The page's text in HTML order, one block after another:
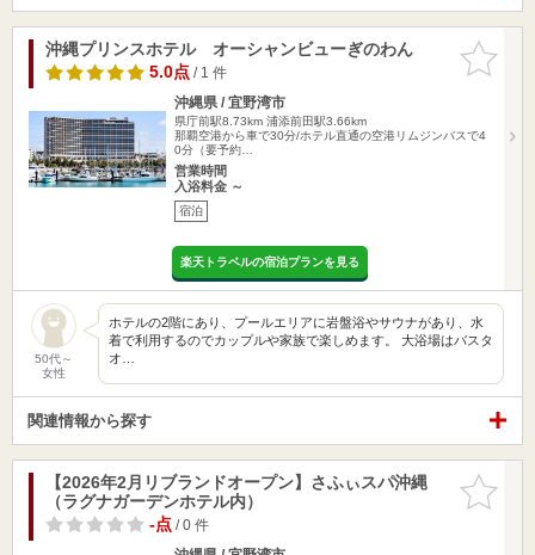
お気に入
りに追加
沖縄プリンスホテル オーシャンビューぎのわん
5.0点/ 1 件
沖縄県 / 宜野湾市
県庁前駅8.73km 浦添前田駅3.66km
那覇空港から車で30分/ホテル直通の空港リムジンバスで4
0分（要予約…
営業時間
入浴料金 ～
宿泊
楽天トラベルの宿泊プランを見る
50代～
女性
ホテルの2階にあり、プールエリアに岩盤浴やサウナがあり、水
着で利用するのでカップルや家族で楽しめます。 大浴場はバスタ
オ…
関連情報から探す
お気に入
りに追加
【2026年2月リブランドオープン】さふぃスパ沖縄
（ラグナガーデンホテル内）
-点/ 0 件